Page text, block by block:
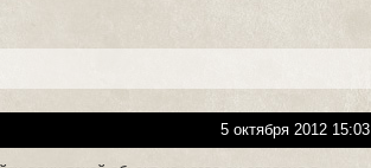
5 октября 2012 15:03